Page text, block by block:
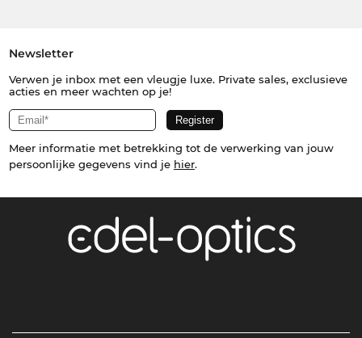
Newsletter
Verwen je inbox met een vleugje luxe. Private sales, exclusieve
acties en meer wachten op je!
Meer informatie met betrekking tot de verwerking van jouw
persoonlijke gegevens vind je hier.